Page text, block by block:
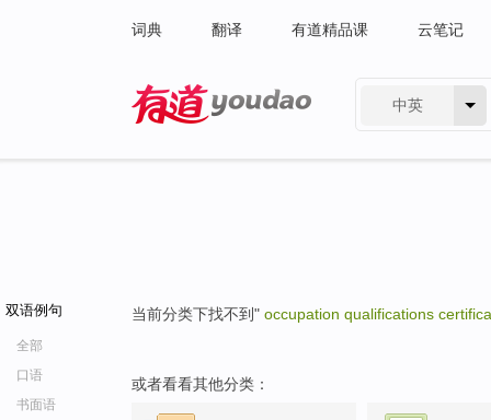
词典 翻译 有道精品课 云笔记
中英
双语例句
全部
口语
书面语
当前分类下找不到" occupation qualifications
或者看看其他分类：